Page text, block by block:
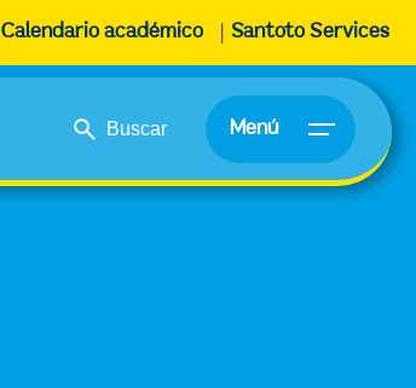
Calendario académico Santoto Services
Menú